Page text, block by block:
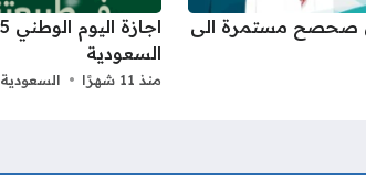
صحصح مستمرة الى
السعودية
منذ 11 شهرًا السعودية